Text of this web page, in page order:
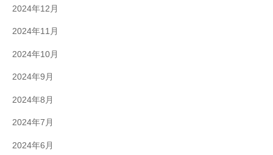
2024年12月
2024年11月
2024年10月
2024年9月
2024年8月
2024年7月
2024年6月